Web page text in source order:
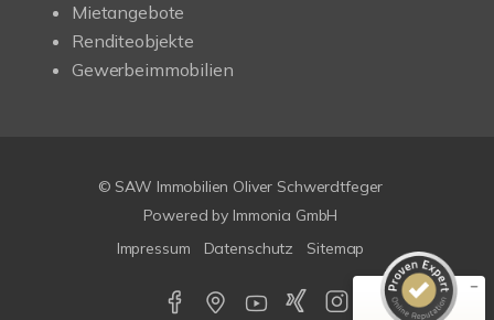
Mietangebote
Renditeobjekte
Gewerbeimmobilien
© SAW Immobilien Oliver Schwerdtfeger
Powered by Immonia GmbH
Impressum
Datenschutz Sitemap
ProvenExpert.com
SEHR GUT
4,67
/
5,00
29
179